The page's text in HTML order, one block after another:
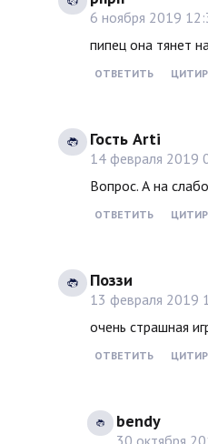
6 ноября 2019
пипец она тянет
ОТВЕТИТЬ
Гость Arti
14 февраля 2019
Вопрос. А на
ОТВЕТИТЬ
Поззи
13 февраля 2019
очень страшная
ОТВЕТИТЬ
bendy